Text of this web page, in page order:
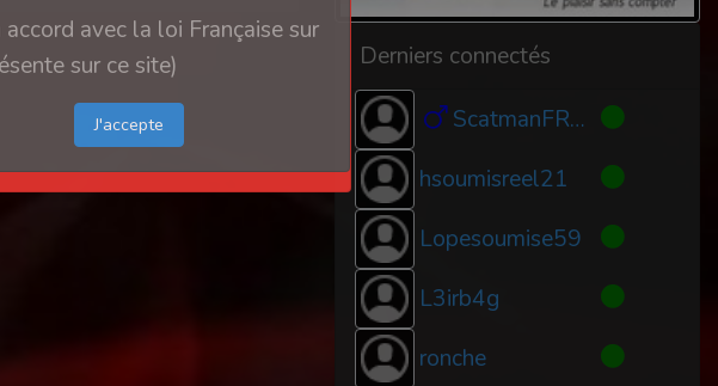
Derniers connectés
ScatmanFR66500
hsoumisreel21
Lopesoumise59
L3irb4g
ronche
avec la loi Française sur
sur ce site)